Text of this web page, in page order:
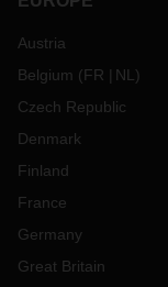
Austria
Belgium (FR NL )
Czech Republic
Denmark
Finland
France
Germany
Great Britain